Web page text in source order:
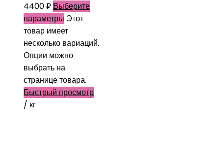
4400₽ Выберите
параметры Этот
товар имеет
несколько вариаций.
Опции можно
выбрать на
странице товара.
Быстрый просмотр
/ кг